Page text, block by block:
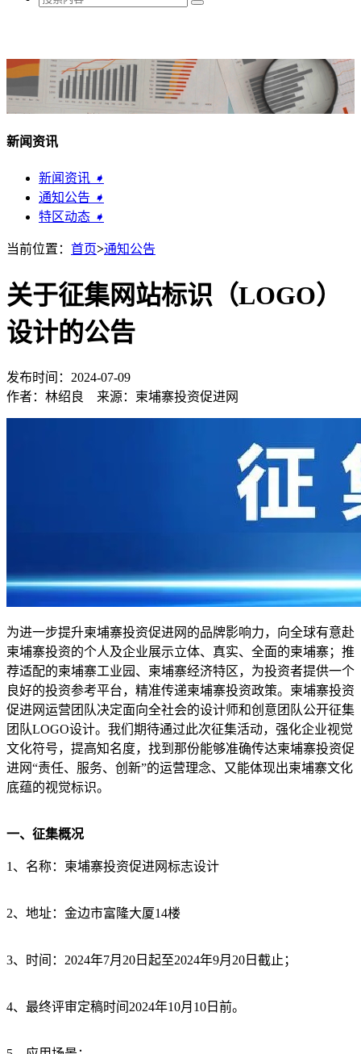
新闻资讯
新闻资讯 ➧
通知公告 ➧
特区动态 ➧
当前位置： 首页>通知公告
关于征集网站标识（LOGO）
设计的公告
发布时间：2024-07-09
作者：林绍良 来源：柬埔寨投资促进网
为进一步提升柬埔寨投资促进网的品牌影响力，向全球有意赴
柬埔寨投资的个人及企业展示立体、真实、全面的柬埔寨；推
荐适配的柬埔寨工业园、柬埔寨经济特区，为投资者提供一个
良好的投资参考平台，精准传递柬埔寨投资政策。柬埔寨投资
促进网运营团队决定面向全社会的设计师和创意团队公开征集
团队LOGO设计。我们期待通过此次征集活动，强化企业视觉
文化符号，提高知名度，找到那份能够准确传达柬埔寨投资促
进网“责任、服务、创新”的运营理念、又能体现出柬埔寨文化
底蕴的视觉标识。
一、征集概况
1、名称：柬埔寨投资促进网标志设计
2、地址：金边市富隆大厦14楼
3、时间：2024年7月20日起至2024年9月20日截止；
4、最终评审定稿时间2024年10月10日前。